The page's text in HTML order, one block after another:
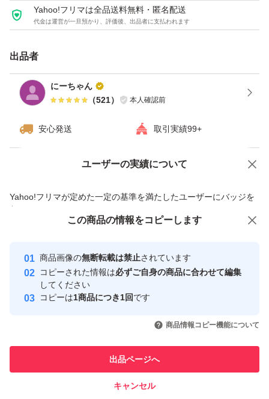
Yahoo!フリマは全品送料無料・匿名配送
代金は運営が一旦預かり、評価後、出品者に支払われます
出品者
にーちゃん
（521） 本人確認前
安心発送 取引実績99+
ユーザーの実績について
Yahoo!フリマが定めた一定の基準を満たしたユーザーにバッジを
付与しています
安心取引出品者
心・安全なユーザーです
取引実績
引を完了させた実績があります
での取引実績があります
価格の相談 商品への質問
この商品の情報をコピーします
商品画像の無断転載は禁止されています
コピーされた情報は必ずご自身の商品に合わせて編集
してください
コピーは1商品につき1回です
商品情報コピー機能について
出品ページへ
キャンセル
この商品をみている人にオススメ